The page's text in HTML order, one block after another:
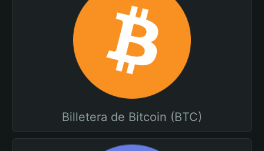
Billetera de Bitcoin (BTC)